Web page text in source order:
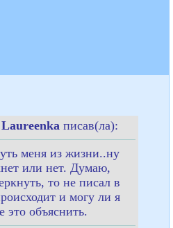
Laureenka писав(ла):
меня из жизни..ну
или нет. Думаю,
то не писал в
и могу ли я
это объяснить.